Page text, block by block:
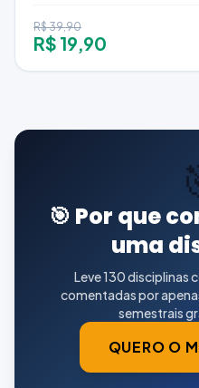
R$ 39,90
R$ 19,90
🎯 Por que
uma
Leve 130 disciplinas
comentadas por
semestrais
QUERO O